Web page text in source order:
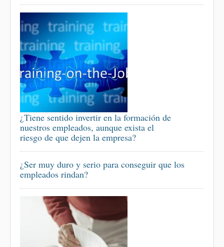
¿Tiene sentido invertir en la formación de
nuestros empleados, aunque exista el
riesgo de que dejen la empresa?
¿Ser muy duro y serio para conseguir que los
empleados rindan?